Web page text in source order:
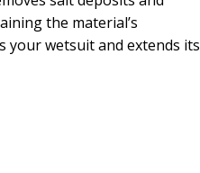
the material’s
your wetsuit and extends its